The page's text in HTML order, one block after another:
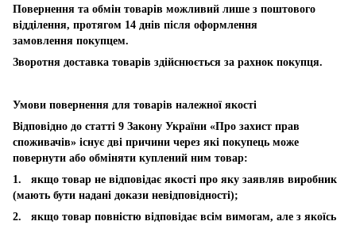
Повернення та обмін товарів можливий лише з поштового
відділення, протягом 14 днів після оформлення
замовлення покупцем.
Зворотня доставка товарів здійснюється за рахнок покупця.
Умови повернення для товарів належної якості
Відповідно до статті 9 Закону України «Про захист прав
споживачів» існує дві причини через які покупець може
повернути або обміняти куплений ним товар:
1. якщо товар не відповідає якості про яку заявляв виробник
(мають бути надані докази невідповідності);
2. якщо товар повністю відповідає всім вимогам, але з якоїсь